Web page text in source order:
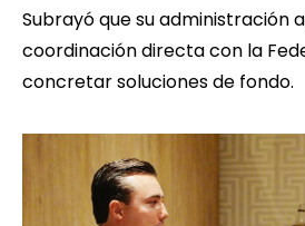
Subrayó que su administración
coordinación directa con la
concretar soluciones de fondo.